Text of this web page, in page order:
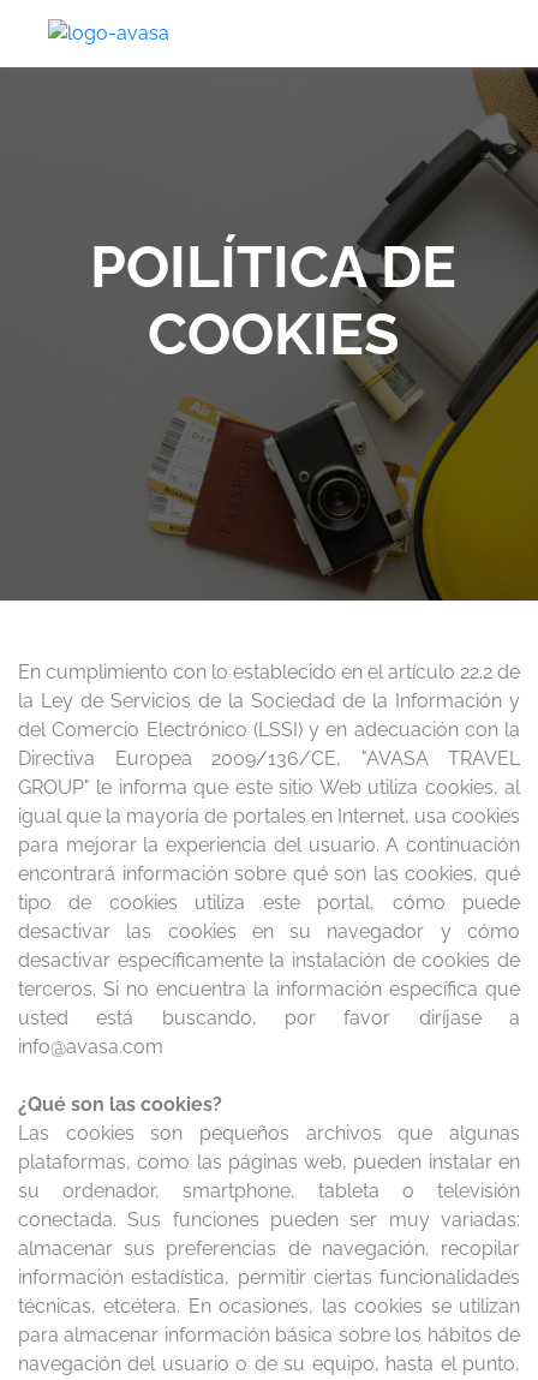
POILÍTICA DE
COOKIES
En cumplimiento con lo establecido en el artículo 22.2 de
la Ley de Servicios de la Sociedad de la Información y
del Comercio Electrónico (LSSI) y en adecuación con la
Directiva Europea 2009/136/CE, "AVASA TRAVEL
GROUP" le informa que este sitio Web utiliza cookies, al
igual que la mayoría de portales en Internet, usa cookies
para mejorar la experiencia del usuario. A continuación
encontrará información sobre qué son las cookies, qué
tipo de cookies utiliza este portal, cómo puede
desactivar las cookies en su navegador y cómo
desactivar específicamente la instalación de cookies de
terceros. Si no encuentra la información específica que
usted está buscando, por favor diríjase a
info@avasa.com
¿Qué son las cookies?
Las cookies son pequeños archivos que algunas
plataformas, como las páginas web, pueden instalar en
su ordenador, smartphone, tableta o televisión
conectada. Sus funciones pueden ser muy variadas:
almacenar sus preferencias de navegación, recopilar
información estadística, permitir ciertas funcionalidades
técnicas, etcétera. En ocasiones, las cookies se utilizan
para almacenar información básica sobre los hábitos de
navegación del usuario o de su equipo, hasta el punto,